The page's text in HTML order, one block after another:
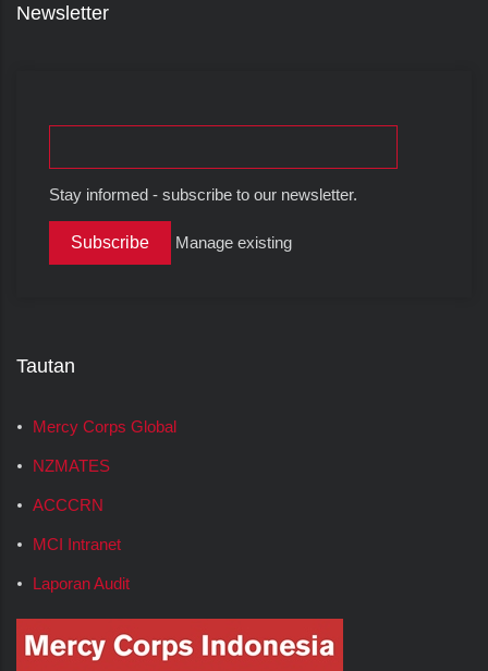
Newsletter
Stay informed - subscribe to our newsletter.
Manage existing
Tautan
Mercy Corps Global
NZMATES
ACCCRN
MCI Intranet
Laporan Audit